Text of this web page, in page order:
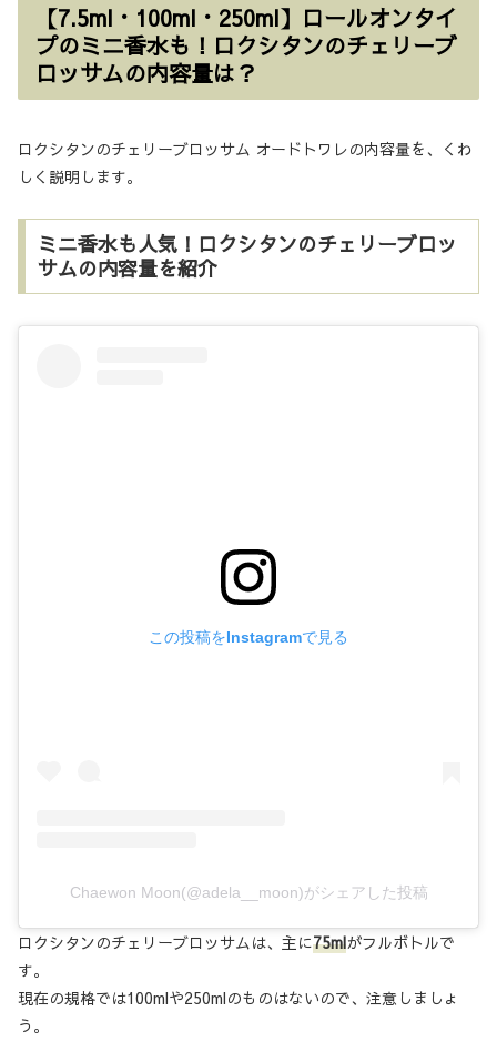
【7.5ml・100ml・250ml】ロールオンタイ
プのミニ香水も！ロクシタンのチェリーブ
ロッサムの内容量は？
ロクシタンのチェリーブロッサム オードトワレの内容量を、くわ
しく説明します。
ミニ香水も人気！ロクシタンのチェリーブロッ
サムの内容量を紹介
この投稿をInstagramで見る
Chaewon Moon(@adela__moon)がシェアした投稿
ロクシタンのチェリーブロッサムは、主に75mlがフルボトルで
す。
現在の規格では100mlや250mlのものはないので、注意しましょ
う。